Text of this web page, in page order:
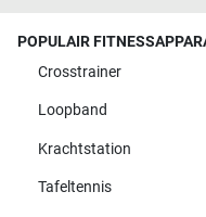
POPULAIR
Crosstrainer
Loopband
Krachtstation
Tafeltennis